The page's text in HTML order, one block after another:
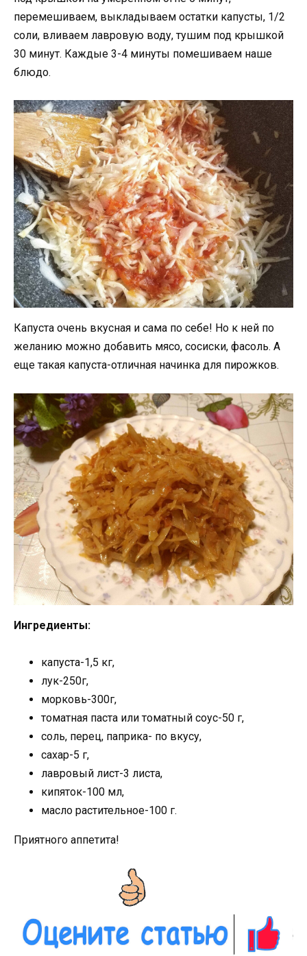
перемешиваем, выкладываем остатки капусты, 1/2
соли, вливаем лавровую воду, тушим под крышкой
30 минут. Каждые 3-4 минуты помешиваем наше
блюдо.
Капуста очень вкусная и сама по себе! Но к ней по
желанию можно добавить мясо, сосиски, фасоль. А
еще такая капуста-отличная начинка для пирожков.
Ингредиенты:
капуста-1,5 кг,
лук-250г,
морковь-300г,
томатная паста или томатный соус-50 г,
соль, перец, паприка- по вкусу,
сахар-5 г,
лавровый лист-3 листа,
кипяток-100 мл,
масло растительное-100 г.
Приятного аппетита!